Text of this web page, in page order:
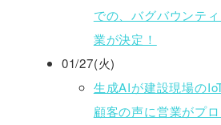
での、バグバウンテ
業が決定！
01/27(火)
生成AIが建設現場の
顧客の声に営業がプ